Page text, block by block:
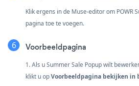
Klik ergens in de Muse-editor om POWR
pagina toe te voegen.
Voorbeeldpagina
1. Als u Summer Sale Popup wilt
klikt u opVoorbeeldpagina bekijken in